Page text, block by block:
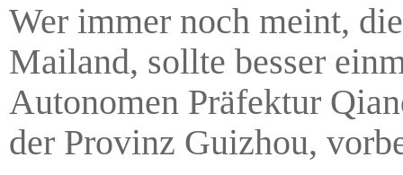
Wer immer noch meint,
Mailand, sollte besser
Autonomen Präfektur
der Provinz Guizhou,